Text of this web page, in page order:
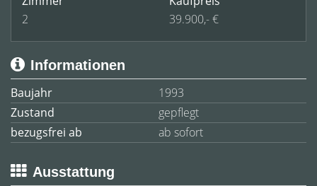
2
39.900,- €
Informationen
Baujahr
1993
Zustand
gepflegt
bezugsfrei ab
ab sofort
Ausstattung